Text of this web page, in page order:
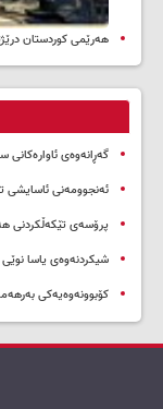
هەرێمی کوردستان
گەڕانەوەی ئاوارەکانی سەرێکانی بۆ
ئەنجوومەنی ئاسایشی
پرۆسەی تێکەڵکردنی
شیکردنەوەی یاسا نوێی
کۆبوونەوەیەکی